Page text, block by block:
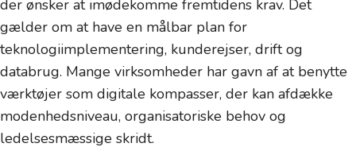
der ønsker at imødekomme fremtidens krav. Det
gælder om at have en målbar plan for
teknologiimplementering, kunderejser, drift og
databrug. Mange virksomheder har gavn af at benytte
værktøjer som digitale kompasser, der kan afdække
modenhedsniveau, organisatoriske behov og
ledelsesmæssige skridt.